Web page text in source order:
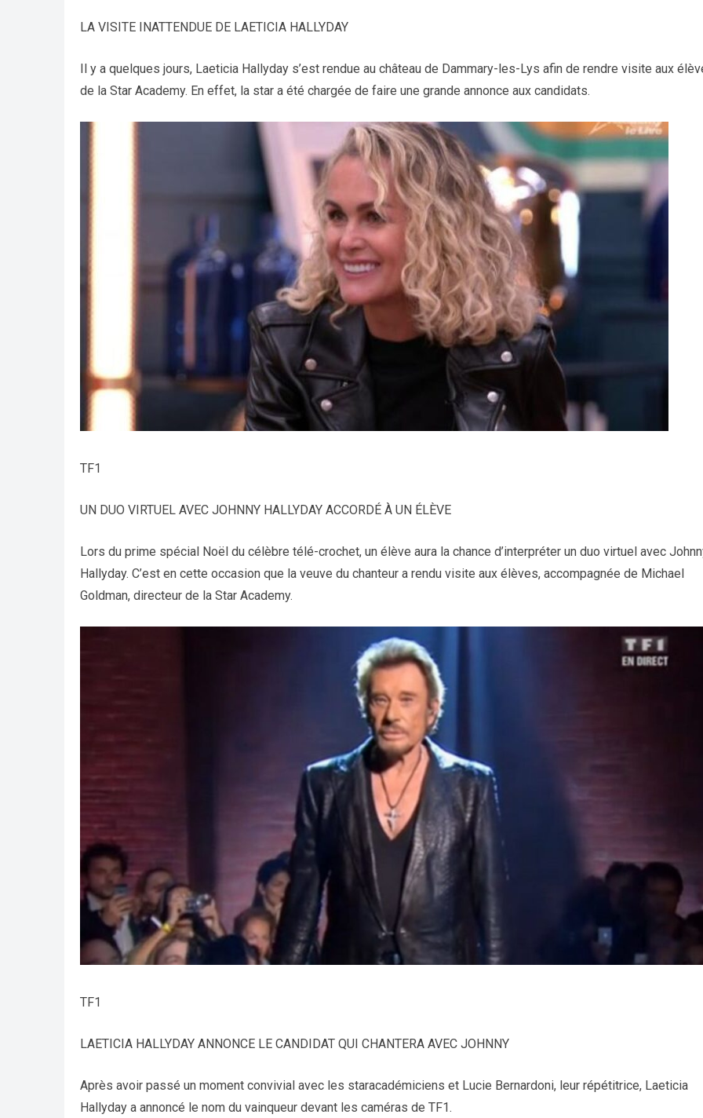
LA VISITE INATTENDUE DE LAETICIA HALLYDAY
Il y a quelques jours, Laeticia Hallyday s’est rendue au château de Dammary-les-Lys afin de rendre visite aux
de la Star Academy. En effet, la star a été chargée de faire une grande annonce aux candidats.
TF1
UN DUO VIRTUEL AVEC JOHNNY HALLYDAY ACCORDÉ À UN ÉLÈVE
Lors du prime spécial Noël du célèbre télé-crochet, un élève aura la chance d’interpréter un duo virtuel avec
Hallyday. C’est en cette occasion que la veuve du chanteur a rendu visite aux élèves, accompagnée de Michael
Goldman, directeur de la Star Academy.
TF1
LAETICIA HALLYDAY ANNONCE LE CANDIDAT QUI CHANTERA AVEC JOHNNY
Après avoir passé un moment convivial avec les staracadémiciens et Lucie Bernardoni, leur répétitrice, Laeticia
Hallyday a annoncé le nom du vainqueur devant les caméras de TF1.